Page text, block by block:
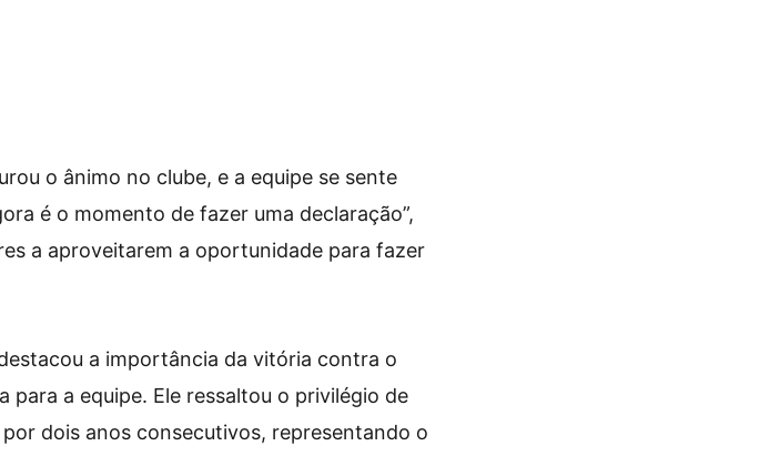
o ânimo no clube, e a equipe se sente
é o momento de fazer uma declaração”,
a aproveitarem a oportunidade para fazer
a importância da vitória contra o
a equipe. Ele ressaltou o privilégio de
dois anos consecutivos, representando o